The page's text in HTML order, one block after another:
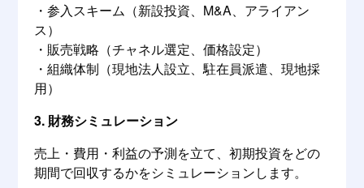
・参入スキーム（新設投資、M&A、アライアン
ス）
・販売戦略（チャネル選定、価格設定）
・組織体制（現地法人設立、駐在員派遣、現地採
用）
3. 財務シミュレーション
売上・費用・利益の予測を立て、初期投資をどの
期間で回収するかをシミュレーションします。